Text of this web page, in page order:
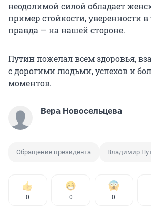
неодолимой силой обладает
пример стойкости, уверенности
правда — на нашей стороне.
Путин пожелал всем здоровья,
с дорогими людьми, успехов и
моментов.
Вера Новосельцева
Обращение президента Владимир
0 0 0